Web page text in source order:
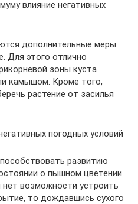
влияние негативных
дополнительные меры
Для этого отлично
зоны куста
камышом. Кроме того,
растение от засилья
погодных условий
развитию
о пышном цветении
возможности устроить
то дождавшись сухого